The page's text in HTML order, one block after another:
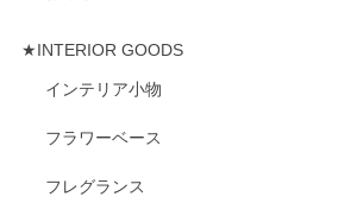
★INTERIOR GOODS
インテリア小物
フラワーベース
フレグランス